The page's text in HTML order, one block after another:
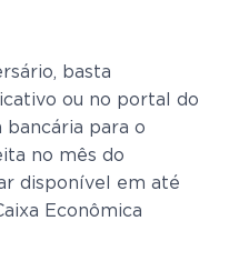
basta
ou no portal do
bancária para o
no mês do
disponível em até
Econômica